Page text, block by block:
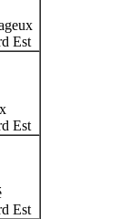
Est
Est
Est